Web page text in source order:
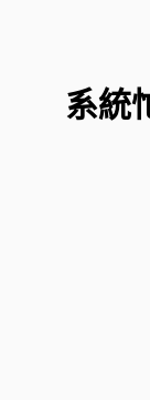
系統